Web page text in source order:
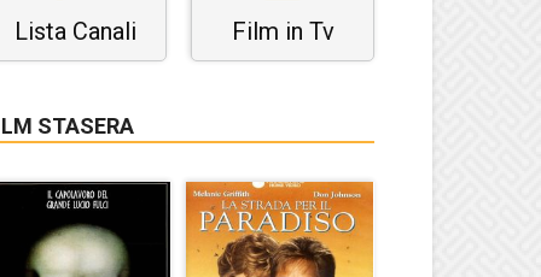
Lista Canali Film in Tv
STASERA